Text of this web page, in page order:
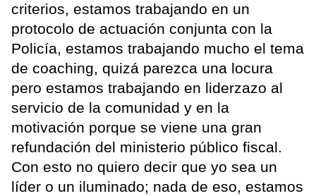
criterios, estamos trabajando en un
protocolo de actuación conjunta con la
Policía, estamos trabajando mucho el tema
de coaching, quizá parezca una locura
pero estamos trabajando en liderzazo al
servicio de la comunidad y en la
motivación porque se viene una gran
refundación del ministerio público fiscal.
Con esto no quiero decir que yo sea un
líder o un iluminado; nada de eso, estamos